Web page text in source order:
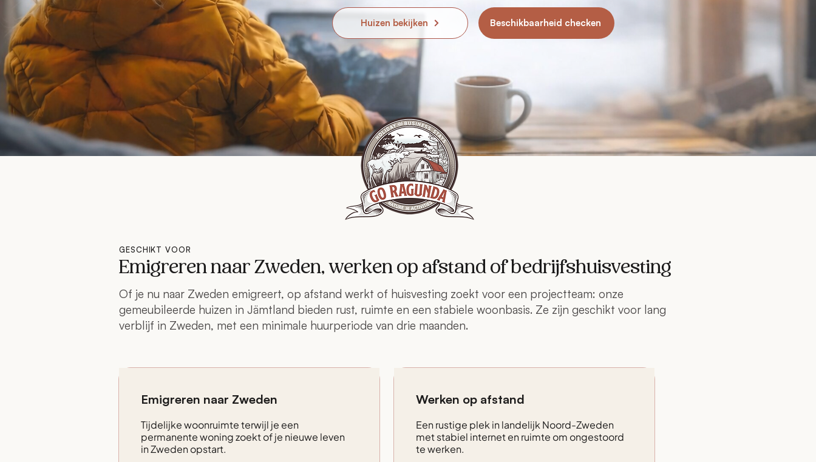
Huizen bekijken Beschikbaarheid checken
GESCHIKT VOOR
Emigreren naar Zweden, werken op afstand of bedrijfshuisvesting
Of je nu naar Zweden emigreert, op afstand werkt of huisvesting zoekt voor een projectteam: onze
gemeubileerde huizen in Jämtland bieden rust, ruimte en een stabiele woonbasis. Ze zijn geschikt voor lang
verblijf in Zweden, met een minimale huurperiode van drie maanden.
Emigreren naar Zweden
Tijdelijke woonruimte terwijl je een
permanente woning zoekt of je nieuwe leven
in Zweden opstart.
Werken op afstand
Een rustige plek in landelijk Noord-Zweden
met stabiel internet en ruimte om ongestoord
te werken.